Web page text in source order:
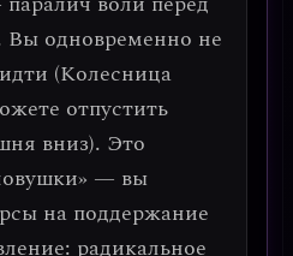
Вы одновременно не
(Колесница
отпустить
вниз). Это
— вы
на поддержание
радикальное